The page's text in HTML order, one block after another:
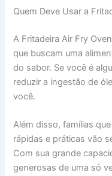
Quem Deve Usar a
A Fritadeira Air Fry
que buscam uma
do sabor. Se você é
reduzir a ingestão de
você.
Além disso, famílias
rápidas e práticas vão
Com sua grande
generosas de uma só